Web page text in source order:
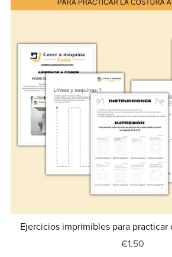
Ejercicios imprimibles para practicar
€1.50